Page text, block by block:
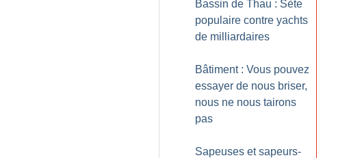
Bassin de Thau : Sète
populaire contre yachts
de milliardaires
Bâtiment : Vous pouvez
essayer de nous briser,
nous ne nous tairons
pas
Sapeuses et sapeurs-